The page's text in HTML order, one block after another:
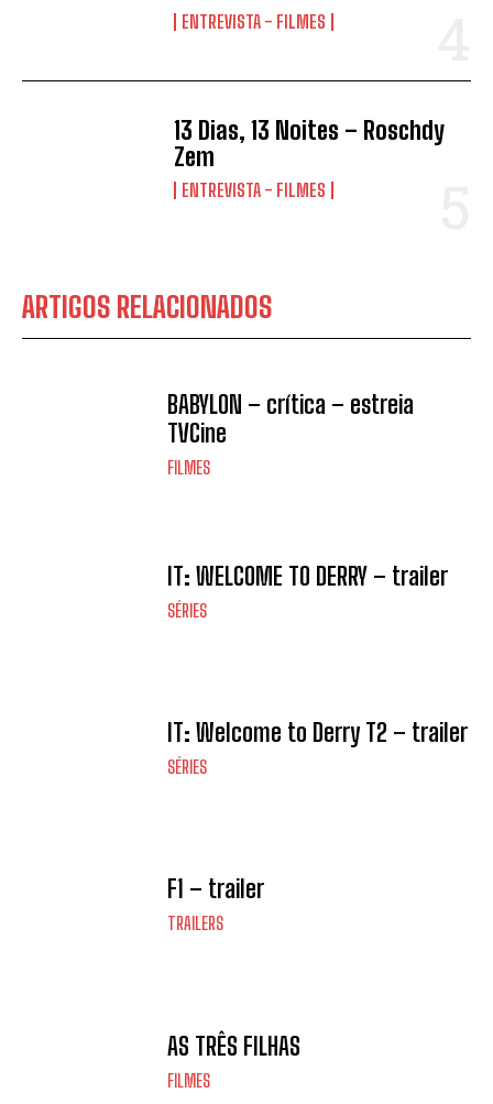
ENTREVISTA - FILMES
13 Dias, 13 Noites – Roschdy
Zem
ENTREVISTA - FILMES
ARTIGOS RELACIONADOS
BABYLON – crítica – estreia
TVCine
FILMES
IT: WELCOME TO DERRY – trailer
SÉRIES
IT: Welcome to Derry T2 – trailer
SÉRIES
F1 – trailer
TRAILERS
AS TRÊS FILHAS
FILMES